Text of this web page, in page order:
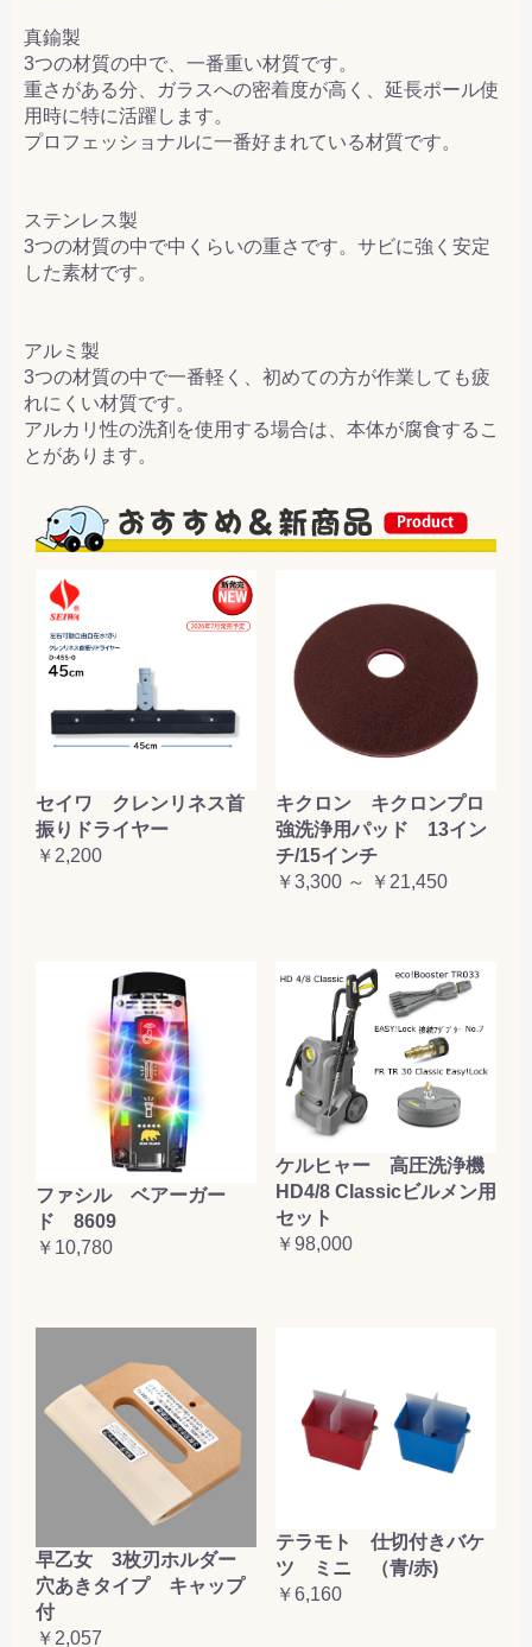
真鍮製
3つの材質の中で、一番重い材質です。
重さがある分、ガラスへの密着度が高く、延長ポール使
用時に特に活躍します。
プロフェッショナルに一番好まれている材質です。
ステンレス製
3つの材質の中で中くらいの重さです。サビに強く安定
した素材です。
アルミ製
3つの材質の中で一番軽く、初めての方が作業しても疲
れにくい材質です。
アルカリ性の洗剤を使用する場合は、本体が腐食するこ
とがあります。
セイワ クレンリネス首
振りドライヤー
￥2,200
キクロン キクロンプロ
強洗浄用パッド 13イン
チ/15インチ
￥3,300 ～ ￥21,450
ファシル ベアーガー
ド 8609
￥10,780
ケルヒャー 高圧洗浄機
HD4/8 Classicビルメン用
セット
￥98,000
早乙女 3枚刃ホルダー
穴あきタイプ キャップ
付
￥2,057
テラモト 仕切付きバケ
ツ ミニ （青/赤)
￥6,160